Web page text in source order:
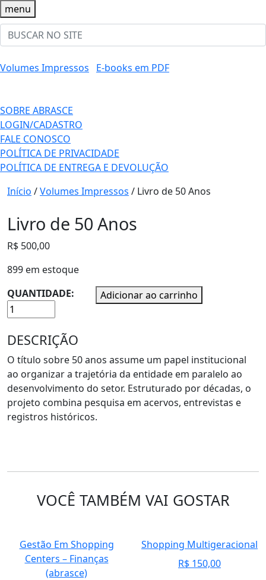
menu
Volumes Impressos E-books em PDF
SOBRE ABRASCE
LOGIN/CADASTRO
FALE CONOSCO
POLÍTICA DE PRIVACIDADE
POLÍTICA DE ENTREGA E DEVOLUÇÃO
Início /Volumes Impressos / Livro de 50 Anos
Livro de 50 Anos
R$ 500,00
899 em estoque
QUANTIDADE:
Adicionar ao carrinho
DESCRIÇÃO
O título sobre 50 anos assume um papel institucional
ao organizar a trajetória da entidade em paralelo ao
desenvolvimento do setor. Estruturado por décadas, o
projeto combina pesquisa em acervos, entrevistas e
registros históricos.
VOCÊ TAMBÉM VAI GOSTAR
Gestão Em Shopping
Centers – Finanças
(abrasce)
Shopping Multigeracional
R$ 150,00